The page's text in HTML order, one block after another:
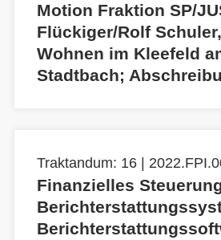
Motion Fraktion SP/
Flückiger/Rolf
Wohnen im Kleefeld
Stadtbach;
Traktandum: 16 |
Finanzielles